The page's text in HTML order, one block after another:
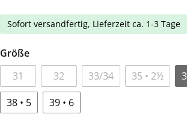
Sofort versandfertig, Lieferzeit ca. 1-3 Tage
Größe
31
32 33/34 35 • 2½
38 • 5
39 • 6